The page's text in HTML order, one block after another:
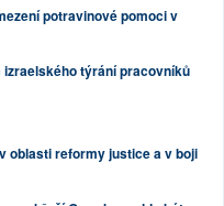
potravinové pomoci v
týrání pracovníků
oblasti reformy justice a v boji